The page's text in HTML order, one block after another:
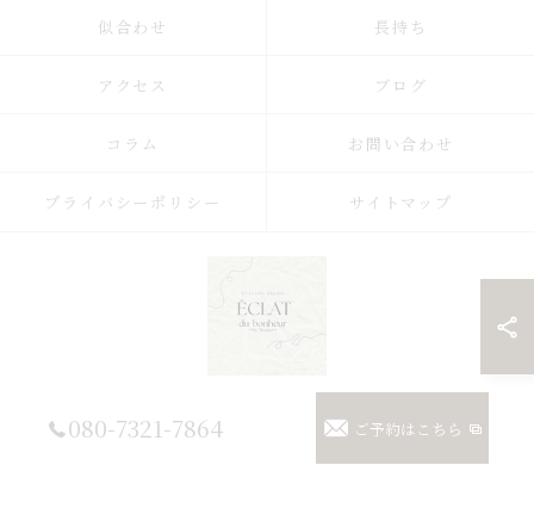
080-7321-7864 ご予約はこちら
似合わせ 長持ち
アクセス ブログ
コラム お問い合わせ
プライバシーポリシー サイトマップ
Bonheur【エクラドゥボヌール】byMoana ALL RIGHTS RESERVED.